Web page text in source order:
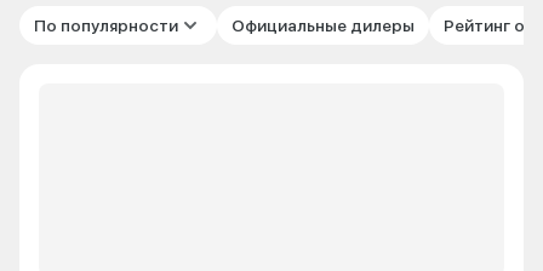
По популярности Официальные дилеры Рейтинг